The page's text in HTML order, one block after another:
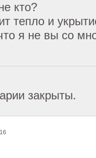
кто?
тепло и
я не вы со
закрыты.